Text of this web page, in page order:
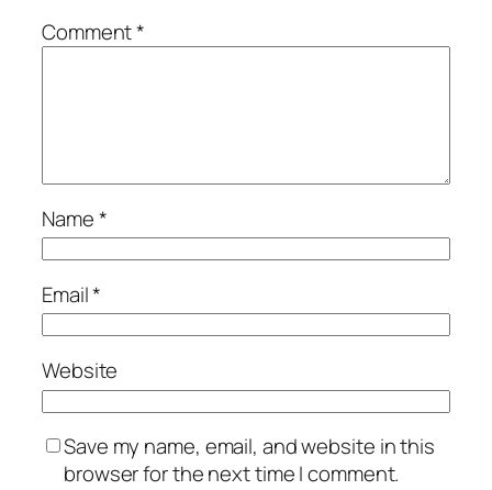
Comment*
Name*
Email*
Website
Save my name, email, and website in this
browser for the next time I comment.